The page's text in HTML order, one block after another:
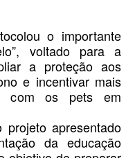
o importante
voltado para a
a proteção aos
e incentivar mais
com os pets em
apresentado
da educação